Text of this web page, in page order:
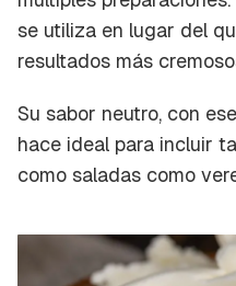
se utiliza en lugar del
resultados más
Su sabor neutro, con
hace ideal para incluir
como saladas como